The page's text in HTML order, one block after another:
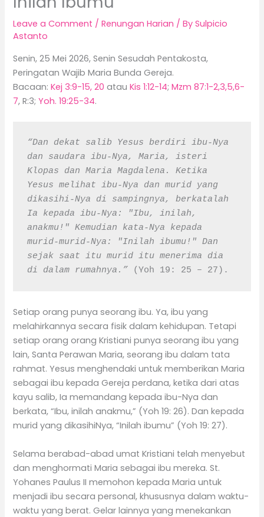
Leave a Comment /Renungan Harian / BySulpicio
Astanto
Senin, 25 Mei 2026, Senin Sesudah Pentakosta,
Peringatan Wajib Maria Bunda Gereja.
Bacaan:Kej 3:9-15, 20 atauKis 1:12-14;Mzm 87:1-2,3,5,6-
7, R:3;Yoh. 19:25-34.
“Dan dekat salib Yesus berdiri ibu-Nya
dan saudara ibu-Nya, Maria, isteri
Klopas dan Maria Magdalena. Ketika
Yesus melihat ibu-Nya dan murid yang
dikasihi-Nya di sampingnya, berkatalah
Ia kepada ibu-Nya: "Ibu, inilah,
anakmu!" Kemudian kata-Nya kepada
murid-murid-Nya: "Inilah ibumu!" Dan
sejak saat itu murid itu menerima dia
di dalam rumahnya.” (Yoh 19: 25 – 27).
Setiap orang punya seorang ibu. Ya, ibu yang
melahirkannya secara fisik dalam kehidupan. Tetapi
setiap orang orang Kristiani punya seorang ibu yang
lain, Santa Perawan Maria, seorang ibu dalam tata
rahmat. Yesus menghendaki untuk memberikan Maria
sebagai ibu kepada Gereja perdana, ketika dari atas
kayu salib, Ia memandang kepada ibu-Nya dan
berkata, “Ibu, inilah anakmu,” (Yoh 19: 26). Dan kepada
murid yang dikasihiNya, “Inilah ibumu” (Yoh 19: 27).
Selama berabad-abad umat Kristiani telah menyebut
dan menghormati Maria sebagai ibu mereka. St.
Yohanes Paulus II memohon kepada Maria untuk
menjadi ibu secara personal, khususnya dalam waktu-
waktu yang berat. Gelar lainnya yang menekankan